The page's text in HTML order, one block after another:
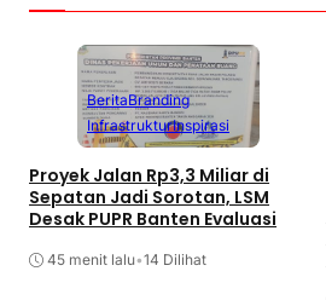
BeritaBranding
InfrastrukturInspirasi
Proyek Jalan Rp3,3 Miliar di
Sepatan Jadi Sorotan, LSM
Desak PUPR Banten Evaluasi
45 menit lalu•14 Dilihat